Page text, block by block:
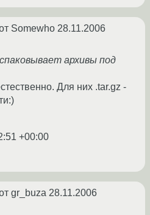
Somewho 28.11.2006
архивы под
Для них .tar.gz -
+00:00
gr_buza 28.11.2006